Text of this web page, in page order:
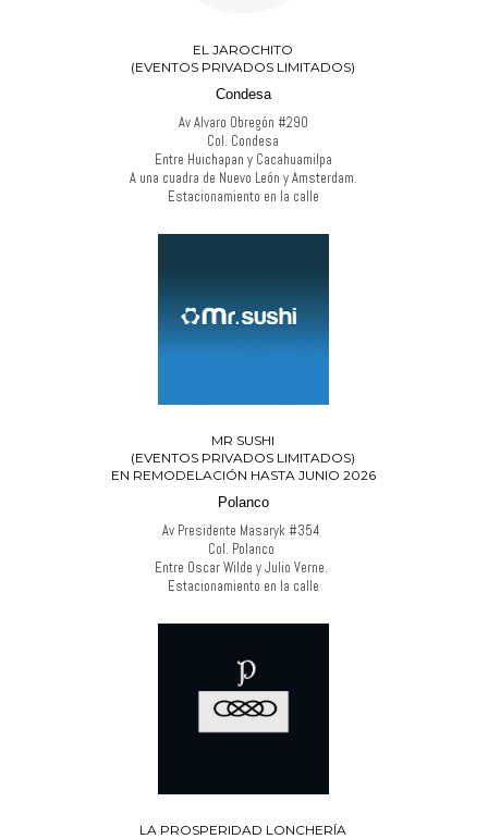
EL JAROCHITO
(EVENTOS PRIVADOS LIMITADOS)
Condesa
Av Alvaro Obregón #290
Col. Condesa
Entre Huichapan y Cacahuamilpa
A una cuadra de Nuevo León y Amsterdam.
Estacionamiento en la calle
MR SUSHI
(EVENTOS PRIVADOS LIMITADOS)
EN REMODELACIÓN HASTA JUNIO 2026
Polanco
Av Presidente Masaryk #354
Col. Polanco
Entre Oscar Wilde y Julio Verne.
Estacionamiento en la calle
LA PROSPERIDAD LONCHERÍA